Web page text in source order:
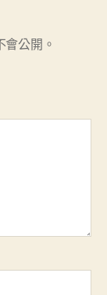
公開。